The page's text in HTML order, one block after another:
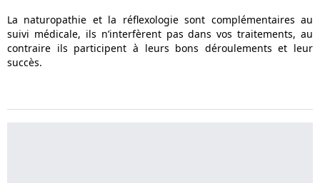
La naturopathie et la réflexologie sont complémentaires au
suivi médicale, ils n’interfèrent pas dans vos traitements, au
contraire ils participent à leurs bons déroulements et leur
succès.